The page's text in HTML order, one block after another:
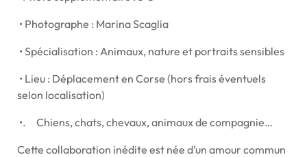
• Photographe : Marina Scaglia
• Spécialisation : Animaux, nature et portraits sensibles
• Lieu : Déplacement en Corse (hors frais éventuels
selon localisation)
•. Chiens, chats, chevaux, animaux de compagnie…
Cette collaboration inédite est née d’un amour commun